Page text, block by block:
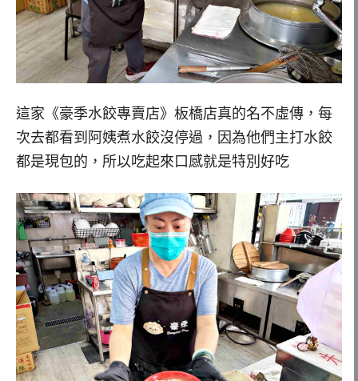
這家《豪季水餃專賣店》板橋店真的名不虛傳，每
次去都看到阿姨煮水餃沒停過，因為他們主打水餃
都是現包的，所以吃起來口感就是特別好吃